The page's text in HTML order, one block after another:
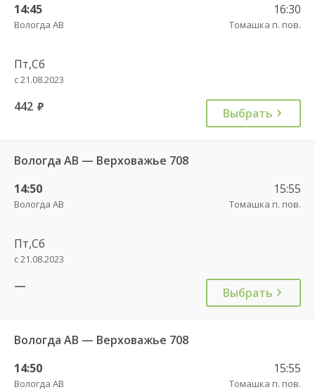
14:45
Вологда АВ
16:30
Томашка п. пов.
Пт,Сб
с 21.08.2023
442 руб. Выбрать
Вологда АВ — Верховажье 708
14:50
Вологда АВ
15:55
Томашка п. пов.
Пт,Сб
с 21.08.2023
— Выбрать
Вологда АВ — Верховажье 708
14:50
Вологда АВ
15:55
Томашка п. пов.